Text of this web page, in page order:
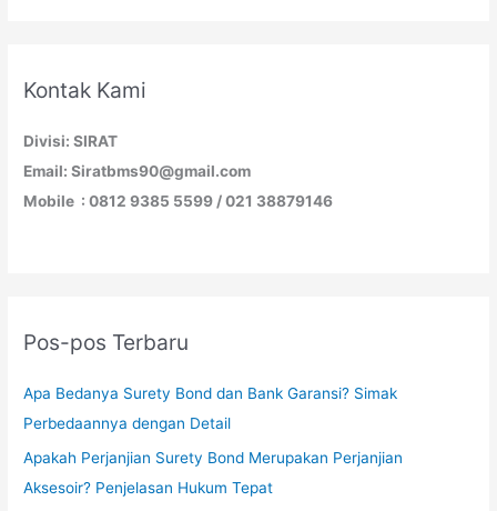
Kontak Kami
Divisi: SIRAT
Email: Siratbms90@gmail.com
Mobile : 0812 9385 5599 / 021 38879146
Pos-pos Terbaru
Apa Bedanya Surety Bond dan Bank Garansi? Simak
Perbedaannya dengan Detail
Apakah Perjanjian Surety Bond Merupakan Perjanjian
Aksesoir? Penjelasan Hukum Tepat